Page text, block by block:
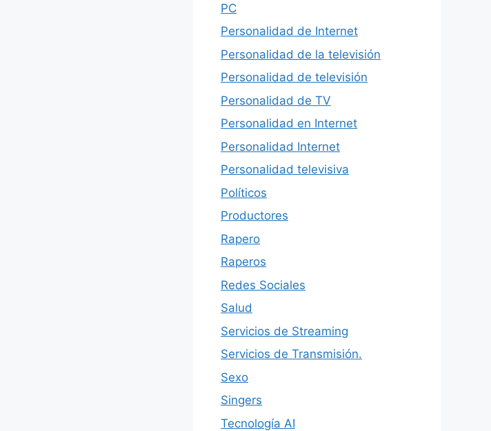
PC
Personalidad de Internet
Personalidad de la televisión
Personalidad de televisión
Personalidad de TV
Personalidad en Internet
Personalidad Internet
Personalidad televisiva
Políticos
Productores
Rapero
Raperos
Redes Sociales
Salud
Servicios de Streaming
Servicios de Transmisión.
Sexo
Singers
Tecnología AI